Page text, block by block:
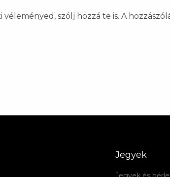
véleményed, szólj hozzá te is. A
Jegyek